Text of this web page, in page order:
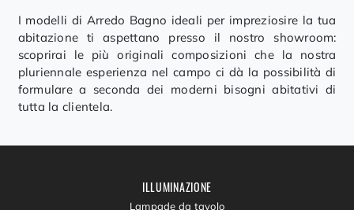
I modelli di Arredo Bagno ideali per impreziosire la tua
abitazione ti aspettano presso il nostro showroom:
scoprirai le più originali composizioni che la nostra
pluriennale esperienza nel campo ci dà la possibilità di
formulare a seconda dei moderni bisogni abitativi di
tutta la clientela.
ILLUMINAZIONE
Lampade da tavolo